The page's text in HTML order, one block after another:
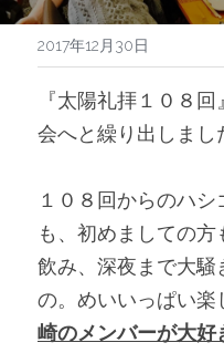
2017年12月30日
『太陽礼拝１０８
会へと繰り出しまし
１０８回からのハ
も、初めましての方
飲み、深夜まで大騒
の。めいいっぱい楽
崎のメンバーが大好